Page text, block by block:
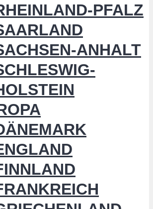
PFALZ
ANHALT